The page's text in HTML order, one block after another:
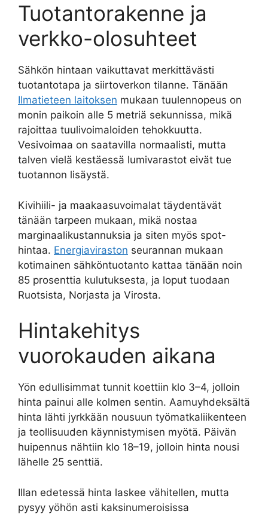
Tuotantorakenne ja
verkko-olosuhteet
Sähkön hintaan vaikuttavat merkittävästi
tuotantotapa ja siirtoverkon tilanne. Tänään
Ilmatieteen laitoksen mukaan tuulennopeus on
monin paikoin alle 5 metriä sekunnissa, mikä
rajoittaa tuulivoimaloiden tehokkuutta.
Vesivoimaa on saatavilla normaalisti, mutta
talven vielä kestäessä lumivarastot eivät tue
tuotannon lisäystä.
Kivihiili- ja maakaasuvoimalat täydentävät
tänään tarpeen mukaan, mikä nostaa
marginaalikustannuksia ja siten myös spot-
hintaa. Energiaviraston seurannan mukaan
kotimainen sähköntuotanto kattaa tänään noin
85 prosenttia kulutuksesta, ja loput tuodaan
Ruotsista, Norjasta ja Virosta.
Hintakehitys
vuorokauden aikana
Yön edullisimmat tunnit koettiin klo 3–4, jolloin
hinta painui alle kolmen sentin. Aamuyhdeksältä
hinta lähti jyrkkään nousuun työmatkaliikenteen
ja teollisuuden käynnistymisen myötä. Päivän
huipennus nähtiin klo 18–19, jolloin hinta nousi
lähelle 25 senttiä.
Illan edetessä hinta laskee vähitellen, mutta
pysyy yöhön asti kaksinumeroisissa